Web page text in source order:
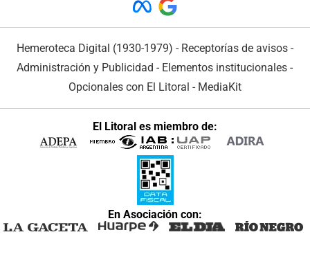
Hemeroteca Digital (1930-1979) - Receptorías de avisos -
Administración y Publicidad - Elementos institucionales -
Opcionales con El Litoral - MediaKit
El Litoral es miembro de:
En Asociación con: